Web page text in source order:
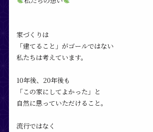
家づくりは
「建てること」がゴールではない
私たちは考えています。
10年後、20年後も
「この家にしてよかった」と
自然に思っていただけること。
流行ではなく